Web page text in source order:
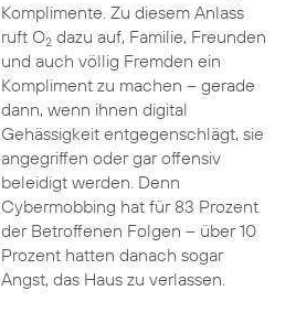
Komplimente. Zu diesem Anlass
ruft O2dazu auf, Familie, Freunden
und auch völlig Fremden ein
Kompliment zu machen – gerade
dann, wenn ihnen digital
Gehässigkeit entgegenschlägt, sie
angegriffen oder gar offensiv
beleidigt werden. Denn
Cybermobbing hat für 83 Prozent
der Betroffenen Folgen – über 10
Prozent hatten danach sogar
Angst, das Haus zu verlassen.